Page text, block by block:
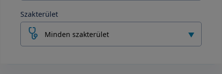
Szakterület
Minden szakterület